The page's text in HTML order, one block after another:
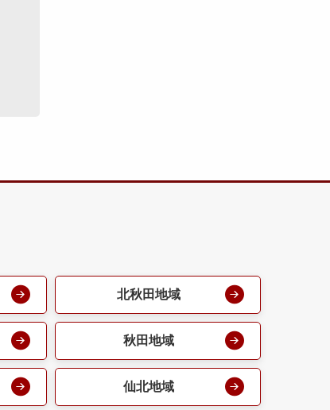
北秋田地域
秋田地域
仙北地域